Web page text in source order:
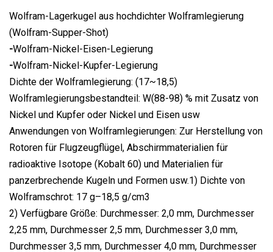
Wolfram-Lagerkugel aus hochdichter Wolframlegierung
(Wolfram-Supper-Shot)
-Wolfram-Nickel-Eisen-Legierung
-Wolfram-Nickel-Kupfer-Legierung
Dichte der Wolframlegierung: (17~18,5)
Wolframlegierungsbestandteil: W(88-98) % mit Zusatz von
Nickel und Kupfer oder Nickel und Eisen usw
Anwendungen von Wolframlegierungen: Zur Herstellung von
Rotoren für Flugzeugflügel, Abschirmmaterialien für
radioaktive Isotope (Kobalt 60) und Materialien für
panzerbrechende Kugeln und Formen usw.1) Dichte von
Wolframschrot: 17 g–18,5 g/cm3
2) Verfügbare Größe: Durchmesser: 2,0 mm, Durchmesser
2,25 mm, Durchmesser 2,5 mm, Durchmesser 3,0 mm,
Durchmesser 3,5 mm, Durchmesser 4,0 mm, Durchmesser